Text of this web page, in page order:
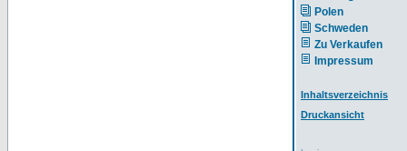
Polen
Schweden
Zu Verkaufen
Impressum
Inhaltsverzeichnis
Druckansicht